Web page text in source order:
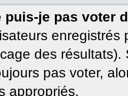
puis-je pas voter
des
pas voter,
appropriés.